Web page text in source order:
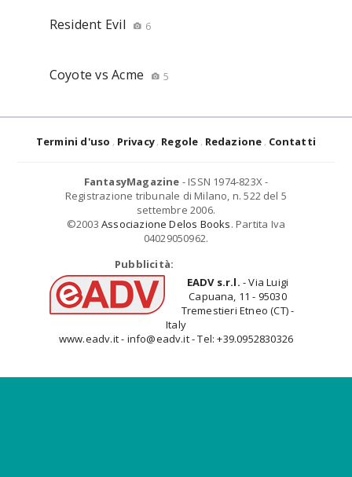
Resident Evil 6
Coyote vs Acme 5
Termini d'uso Privacy Regole Redazione Contatti
FantasyMagazine - ISSN 1974-823X -
Registrazione tribunale di Milano, n. 522 del 5
settembre 2006.
©2003 Associazione Delos Books. Partita Iva
04029050962.
Pubblicità:
EADV s.r.l. - Via Luigi
Capuana, 11 - 95030
Tremestieri Etneo (CT) -
Italy
www.eadv.it - info@eadv.it - Tel: +39.0952830326